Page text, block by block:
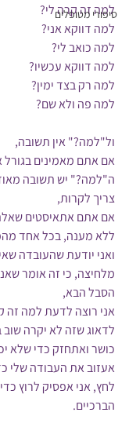
סיפורי מטופלים
למה זה קרה לי?
למה דווקא אני?
למה כואב לי?
למה דווקא עכשיו?
למה רק בצד ימין?
למה פה ולא שם?
ול"למה?" אין תשובה,
אם אתם מאמינים בגורל
ה"למה?" יש תשובה
צריך לקרות,
אם אתם אתאיסטים
ללא מענה, בכל אחד
ואני יודעת שהעובדה
מלחיצה, כי זה אומר
הסבל הבא,
אני רוצה לדעת למה זה
לדאוג שזה לא יקרה
כושר ואתחזק כדי שלא
אעזוב את העבודה שלי
לחץ, אני אפסיק לרוץ
הברכיים.